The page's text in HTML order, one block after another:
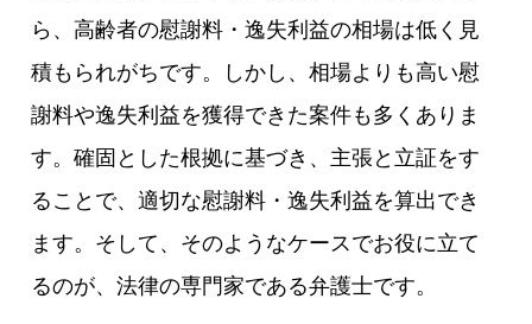
ら、高齢者の慰謝料・逸失利益の相場は低く見
積もられがちです。しかし、相場よりも高い慰
謝料や逸失利益を獲得できた案件も多くありま
す。確固とした根拠に基づき、主張と立証をす
ることで、適切な慰謝料・逸失利益を算出でき
ます。そして、そのようなケースでお役に立て
るのが、法律の専門家である弁護士です。